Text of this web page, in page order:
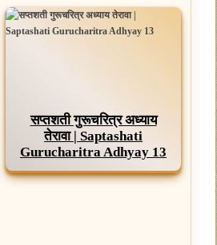
सप्तशती गुरूचरित्र अध्याय
तेरावा | Saptashati
Gurucharitra Adhyay 13